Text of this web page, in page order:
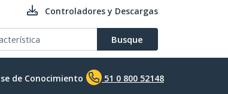
Controladores y Descargas
Busque
de Conocimiento 51 0 800 52148